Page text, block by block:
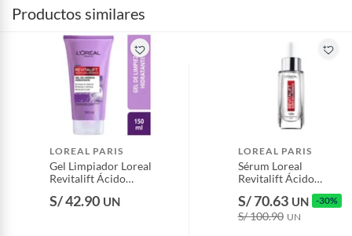
Productos similares
LOREAL PARIS
Gel Limpiador Loreal
Revitalift Ácido
150 mL
S/ 42.90 UN
LOREAL PARIS
Sérum Loreal
Revitalift Ácido
Hialurónico Envase
30 mL
S/ 70.63 UN -30%
S/ 100.90 UN